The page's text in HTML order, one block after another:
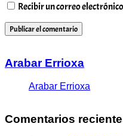
Recibir un correo
Arabar Errioxa
Arabar Errioxa
Comentarios